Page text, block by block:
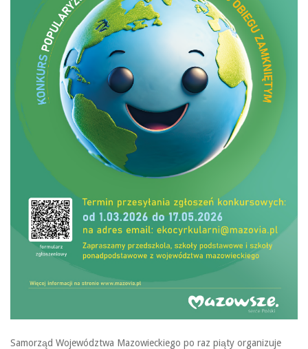
Samorząd Województwa Mazowieckiego po raz piąty organizuje